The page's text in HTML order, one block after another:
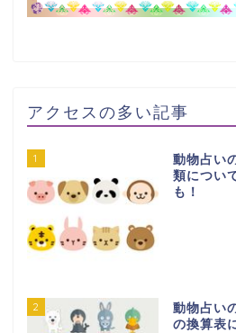
アクセスの多い記事
1
動物占い
類につい
も！
2
動物占い
の換算表